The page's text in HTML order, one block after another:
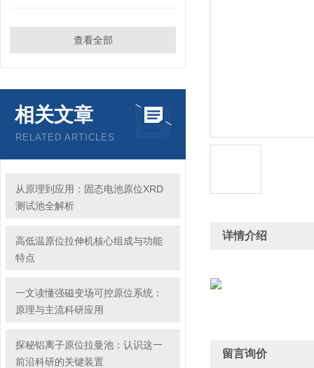
查看全部
相关文章
RELATED ARTICLES
从原理到应用：固态电池原位XRD
测试池全解析
高低温原位拉伸机核心组成与功能
特点
一文读懂强磁变场可控原位系统：
原理与主流科研应用
探秘铝离子原位拉曼池：认识这一
前沿科研的关键装置
详情介绍
留言询价